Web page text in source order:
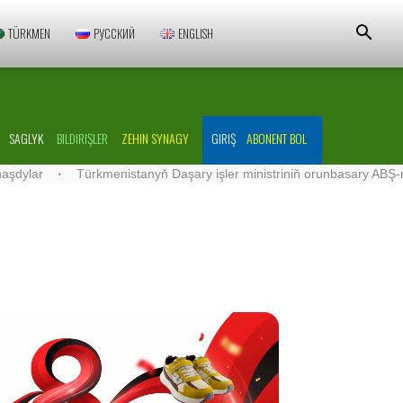
TÜRKMEN РУССКИЙ ENGLISH
SAGLYK BILDIRIŞLER ZEHIN SYNAGY GIRIŞ ABONENT BOL
· Türkmenistanyň Daşary işler ministriniň orunbasary ABŞ-nyň